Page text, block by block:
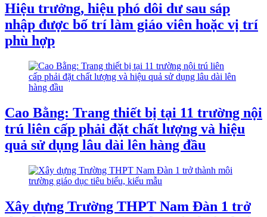
Hiệu trưởng, hiệu phó dôi dư sau sáp
nhập được bố trí làm giáo viên hoặc vị trí
phù hợp
Cao Bằng: Trang thiết bị tại 11 trường nội
trú liên cấp phải đặt chất lượng và hiệu
quả sử dụng lâu dài lên hàng đầu
Xây dựng Trường THPT Nam Đàn 1 trở